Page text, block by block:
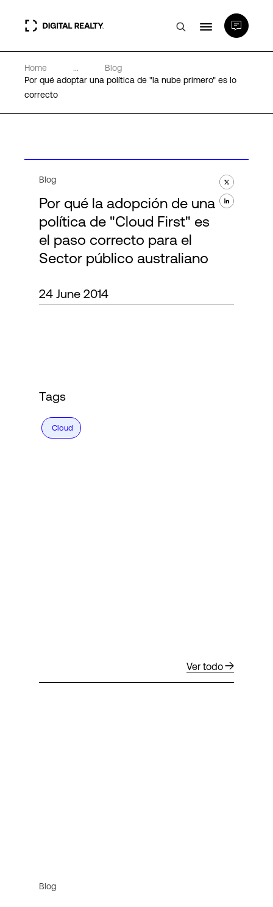
Centros de Datos
PlatformDIGITAL®
Acerca de
Home ...
Blog
Por qué adoptar una política de "la nube primero" es lo
correcto
Blog
Por qué la adopción de una
política de "Cloud First" es
el paso correcto para el
Sector público australiano
24 June 2014
Tags
Cloud
Ver todo
Blog